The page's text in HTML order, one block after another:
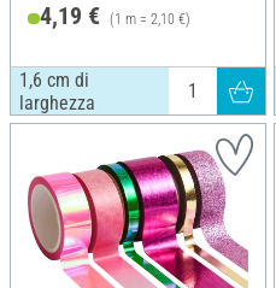
4,19 € (1 m = 2,10 €)
1,6 cm di
larghezza